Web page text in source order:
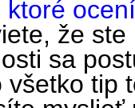
že
sa
všetko tip